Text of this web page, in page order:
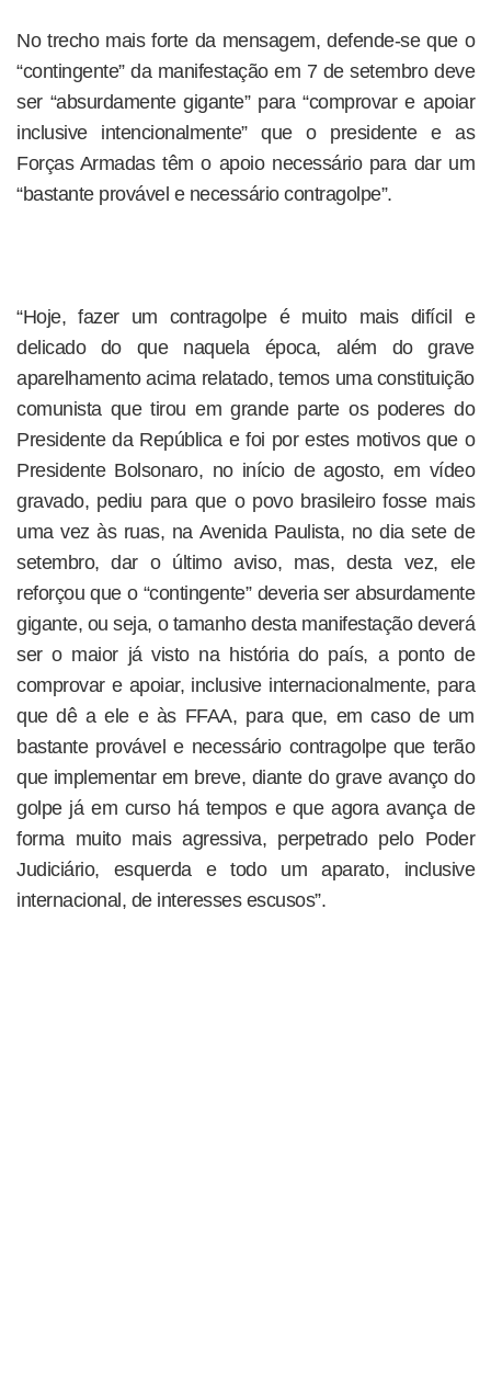
No trecho mais forte da mensagem, defende-se que o
“contingente” da manifestação em 7 de setembro deve
ser “absurdamente gigante” para “comprovar e apoiar
inclusive intencionalmente” que o presidente e as
Forças Armadas têm o apoio necessário para dar um
“bastante provável e necessário contragolpe”.
“Hoje, fazer um contragolpe é muito mais difícil e
delicado do que naquela época, além do grave
aparelhamento acima relatado, temos uma constituição
comunista que tirou em grande parte os poderes do
Presidente da República e foi por estes motivos que o
Presidente Bolsonaro, no início de agosto, em vídeo
gravado, pediu para que o povo brasileiro fosse mais
uma vez às ruas, na Avenida Paulista, no dia sete de
setembro, dar o último aviso, mas, desta vez, ele
reforçou que o “contingente” deveria ser absurdamente
gigante, ou seja, o tamanho desta manifestação deverá
ser o maior já visto na história do país, a ponto de
comprovar e apoiar, inclusive internacionalmente, para
que dê a ele e às FFAA, para que, em caso de um
bastante provável e necessário contragolpe que terão
que implementar em breve, diante do grave avanço do
golpe já em curso há tempos e que agora avança de
forma muito mais agressiva, perpetrado pelo Poder
Judiciário, esquerda e todo um aparato, inclusive
internacional, de interesses escusos”.